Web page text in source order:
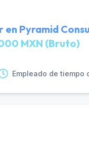
en Pyramid
MXN (Bruto)
Empleado de tiempo